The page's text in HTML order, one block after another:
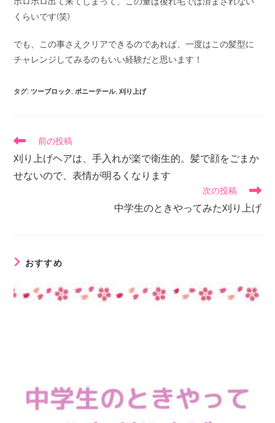
くらいです(笑)
でも、この事さえクリアできるのであれば、一度はこの髪型に
チャレンジしてみるのもいい経験だと思います！
タグ:ツーブロック, ポニーテール, 刈り上げ
前の投稿
刈り上げヘアは、手入れが楽で衛生的。髪で顔をごまか
せないので、表情が明るくなります
次の投稿
中学生のときやってみた刈り上げ
おすすめ